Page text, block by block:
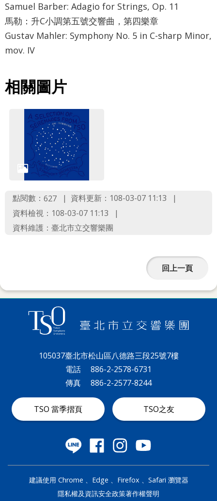
行
政
資
訊
站
導
English
統
台北通
TaipeiPASS
彙
私
權
訊
Samuel Barber: Adagio for Strings, Op. 11
馬勒：升C小調第五號交響曲，第四樂章
Gustav Mahler: Symphony No. 5 in C-sharp Minor,
mov. IV
相關圖片
點閱數： 627
資料更新：108-03-07 11:13
資料檢視：108-03-07 11:13
資料維護：臺北市立交響樂團
回上一頁
105037臺北市松山區八德路三段25號7樓
電話
886-2-2578-6731
傳真
886-2-2577-8244
TSO 當季摺頁 TSO之友
建議使用 Chrome 、Edge 、Firefox 、Safari 瀏覽器
隱私權及資訊安全政策著作權聲明